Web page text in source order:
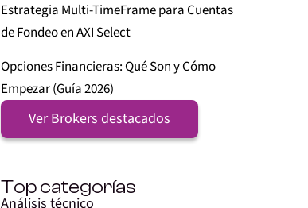
Estrategia Multi-TimeFrame para Cuentas
de Fondeo en AXI Select
Opciones Financieras: Qué Son y Cómo
Empezar (Guía 2026)
Ver Brokers destacados
Top categorías
Análisis técnico